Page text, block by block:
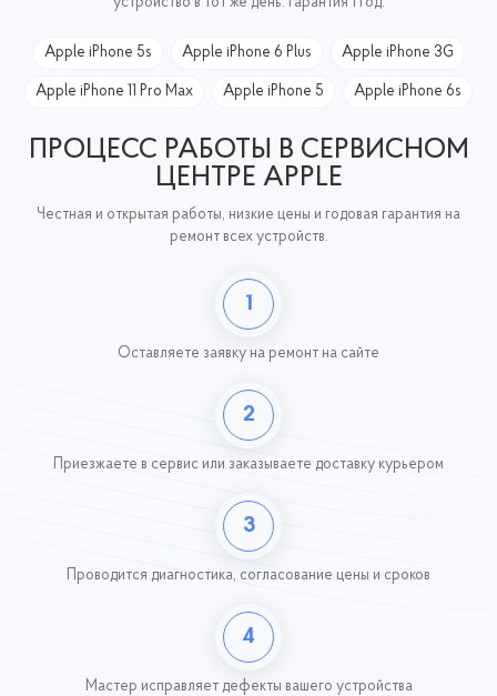
Apple iPhone 5s Apple iPhone 6 Plus Apple iPhone 3G
Apple iPhone 11 Pro Max Apple iPhone 5 Apple iPhone 6s
ПРОЦЕСС РАБОТЫ В СЕРВИСНОМ
ЦЕНТРЕ APPLE
Честная и открытая работы, низкие цены и годовая гарантия на
ремонт всех устройств.
1
Оставляете заявку на ремонт на сайте
2
Приезжаете в сервис или заказываете доставку курьером
3
Проводится диагностика, согласование цены и сроков
4
Мастер исправляет дефекты вашего устройства